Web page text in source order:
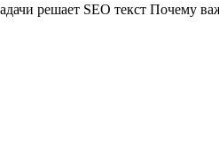
решает SEO текст Почему